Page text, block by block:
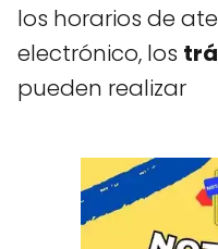
los horarios de
electrónico, los
pueden realizar